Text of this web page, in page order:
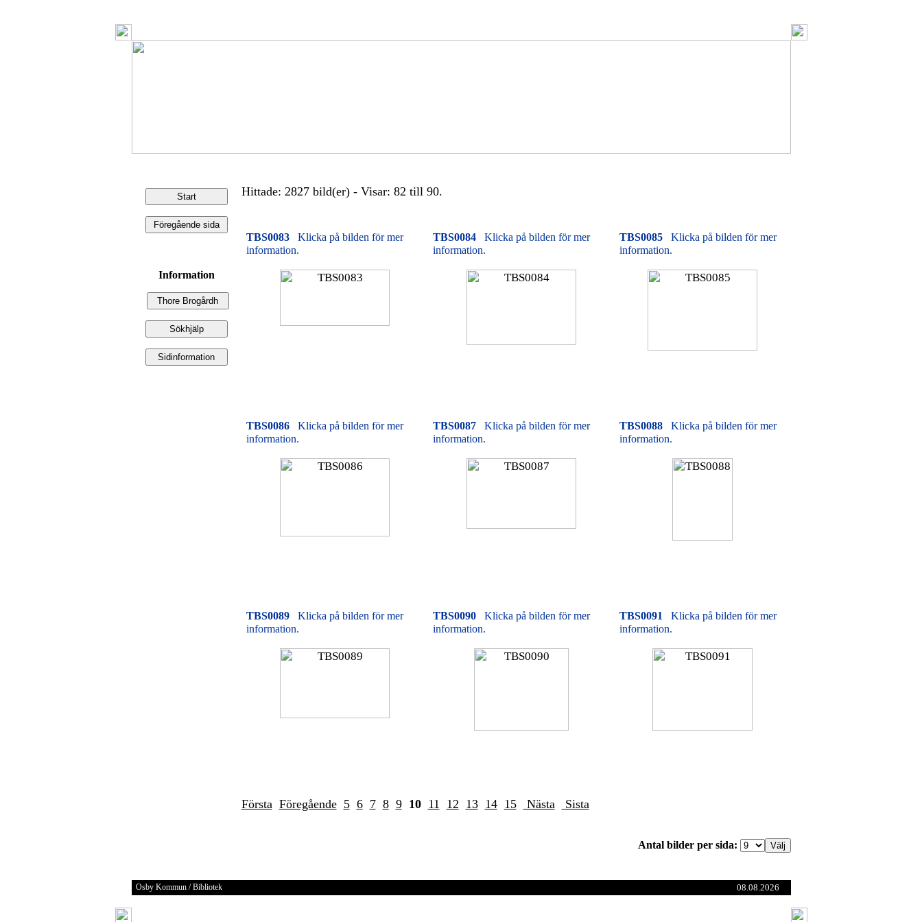
Information
Hittade: 2827 bild(er) - Visar: 82 till 90.
TBS0083
Klicka på bilden för mer
information.
TBS0084
Klicka på bilden för mer
information.
TBS0085
Klicka på bilden för mer
information.
TBS0086
Klicka på bilden för mer
information.
TBS0087
Klicka på bilden för mer
information.
TBS0088
Klicka på bilden för mer
information.
TBS0089
Klicka på bilden för mer
information.
TBS0090
Klicka på bilden för mer
information.
TBS0091
Klicka på bilden för mer
information.
Första Föregående 5 6 7 8 9 10 11 12 13 14 15 Nästa Sista
Antal bilder per sida:
Osby Kommun / Bibliotek 08.08.2026